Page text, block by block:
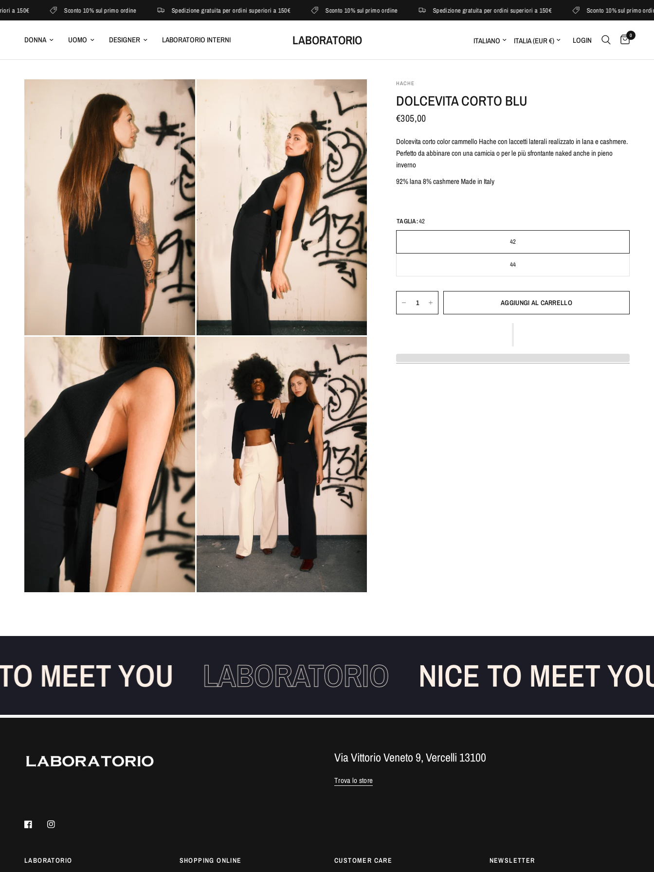
Sconto 10% sul primo ordine Spedizione gratuita per ordini superiori a 150€ Sconto 10% sul primo ordine Spedizione gratuita per ordini superiori a 150€ Sconto 10% sul primo ordine
DONNA UOMO DESIGNER LABORATORIO INTERNI LABORATORIO LOGIN 0
HACHE
DOLCEVITA CORTO BLU
€305,00
Dolcevita corto color cammello Hache con laccetti laterali realizzato in lana e cashmere.
Perfetto da abbinare con una camicia o per le più sfrontante naked anche in pieno
inverno
92% lana 8% cashmere Made in Italy
TAGLIA:42
42
44
AGGIUNGI AL CARRELLO
MEET YOU LABORATORIO NICE TO MEET YOU
Via Vittorio Veneto 9, Vercelli 13100
Trova lo store
LABORATORIO SHOPPING ONLINE CUSTOMER CARE NEWSLETTER